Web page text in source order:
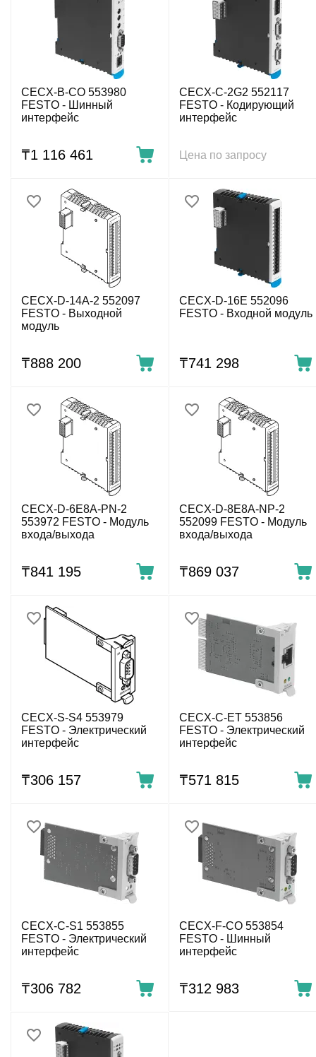
CECX-B-CO 553980
FESTO - Шинный
интерфейс
₸1 116 461
CECX-C-2G2 552117
FESTO - Кодирующий
интерфейс
Цена по запросу
CECX-D-14A-2 552097
FESTO - Выходной
модуль
₸888 200
CECX-D-16E 552096
FESTO - Входной модуль
₸741 298
CECX-D-6E8A-PN-2
553972 FESTO - Модуль
входа/выхода
₸841 195
CECX-D-8E8A-NP-2
552099 FESTO - Модуль
входа/выхода
₸869 037
CECX-S-S4 553979
FESTO - Электрический
интерфейс
₸306 157
CECX-C-ET 553856
FESTO - Электрический
интерфейс
₸571 815
CECX-C-S1 553855
FESTO - Электрический
интерфейс
₸306 782
CECX-F-CO 553854
FESTO - Шинный
интерфейс
₸312 983